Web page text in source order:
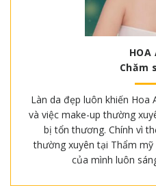
HOA
Chăm
Làn da đẹp luôn khiến Hoa
và việc make-up thường
bị tổn thương. Chính vì
thường xuyên tại Thẩm
của mình luôn